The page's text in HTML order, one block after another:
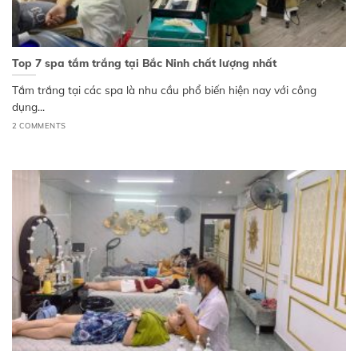
Top 7 spa tắm trắng tại Bắc Ninh chất lượng nhất
Tắm trắng tại các spa là nhu cầu phổ biến hiện nay với công
dụng...
2 COMMENTS